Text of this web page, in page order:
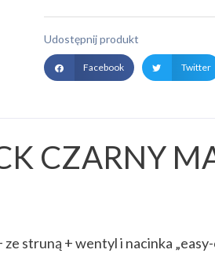
Udostępnij produkt
Facebook Twitter
CZARNY
struną + wentyl i nacinka „easy-